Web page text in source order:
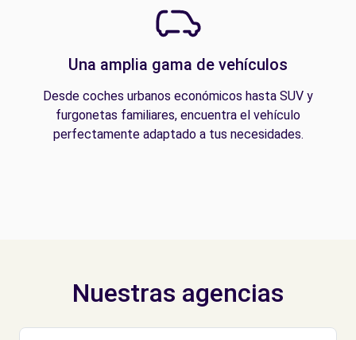
Una amplia gama de vehículos
Desde coches urbanos económicos hasta SUV y
furgonetas familiares, encuentra el vehículo
perfectamente adaptado a tus necesidades.
Nuestras agencias